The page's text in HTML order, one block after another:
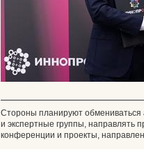
Стороны планируют
и экспертные группы, направлять
конференции и проекты,